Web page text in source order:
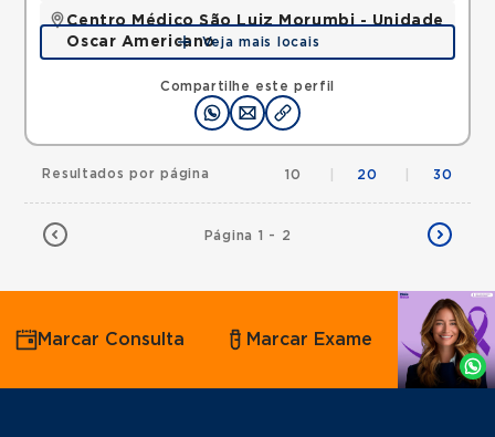
Compartilhe este perfil
Centro Médico São Luiz Morumbi - Unidade
Oscar Americano
Rua Engenheiro Oscar Americano, Morumbi, Sao
Paulo, SP, 05673050 •
Mapa
Veja mais locais
Página 1 - 2
Resultados por página 10 20 30
Agende
por
Whatsapp
Marcar Consulta Marcar Exame